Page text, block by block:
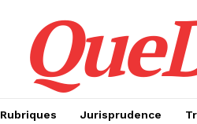
Rubriques Jurisprudence